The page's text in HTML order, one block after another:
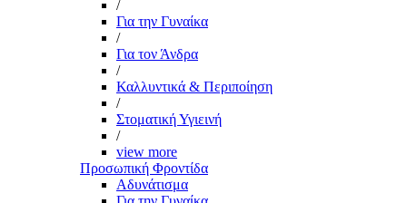
/
Για την Γυναίκα
/
Για τον Άνδρα
/
Καλλυντικά & Περιποίηση
/
Στοματική Υγιεινή
/
view more
Προσωπική Φροντίδα
Αδυνάτισμα